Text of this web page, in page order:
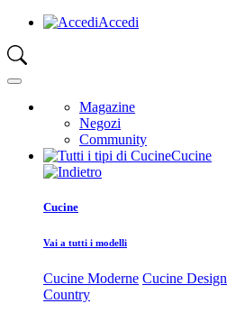
Accedi
Magazine
Negozi
Community
Cucine
Cucine
Vai a tutti i modelli
Cucine Moderne Cucine Design
Country